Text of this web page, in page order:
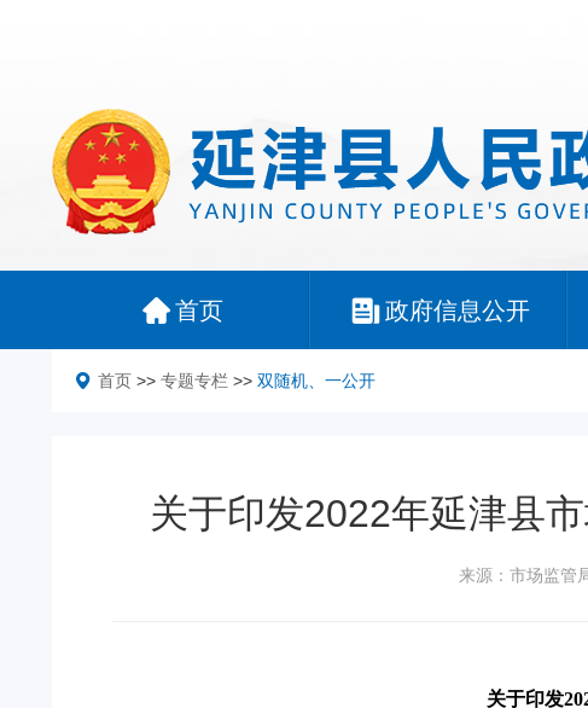
首页 政府信息公开
首页 >> 专题专栏 >> 双随机、一公开
关于印发2022年延津县
来源：市场监管
关于印发